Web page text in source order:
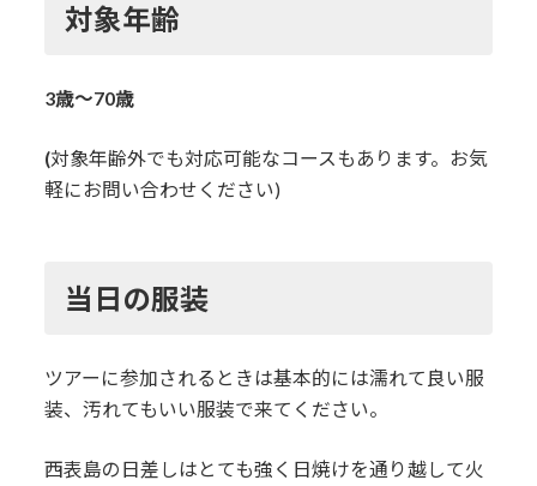
対象年齢
3歳～70歳
(対象年齢外でも対応可能なコースもあります。お気
軽にお問い合わせください)
当日の服装
ツアーに参加されるときは基本的には濡れて良い服
装、汚れてもいい服装で来てください。
西表島の日差しはとても強く日焼けを通り越して火